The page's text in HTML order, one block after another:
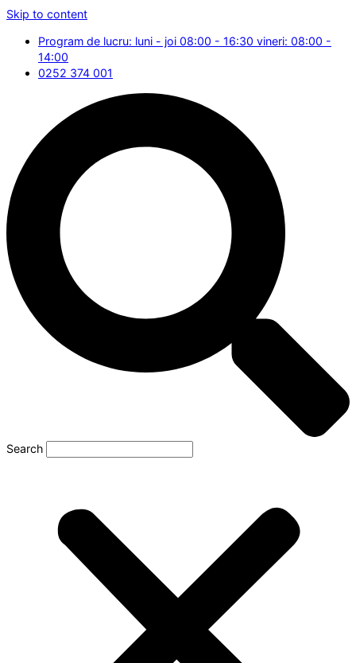
Skip to content
Program de lucru: luni - joi 08:00 - 16:30 vineri: 08:00 -
14:00
0252 374 001
Search